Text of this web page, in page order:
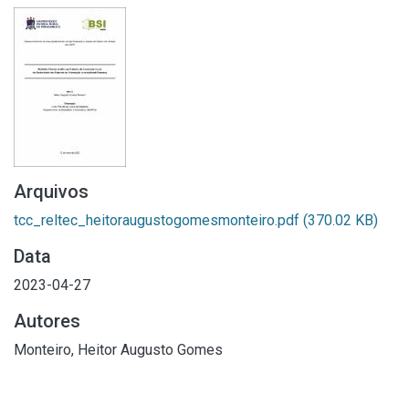
Arquivos
tcc_reltec_heitoraugustogomesmonteiro.pdf (370.02 KB)
Data
2023-04-27
Autores
Monteiro, Heitor Augusto Gomes